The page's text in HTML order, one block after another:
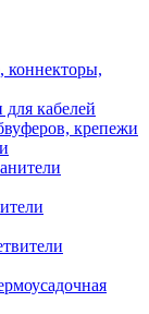
коннекторы,
кабелей
крепежи